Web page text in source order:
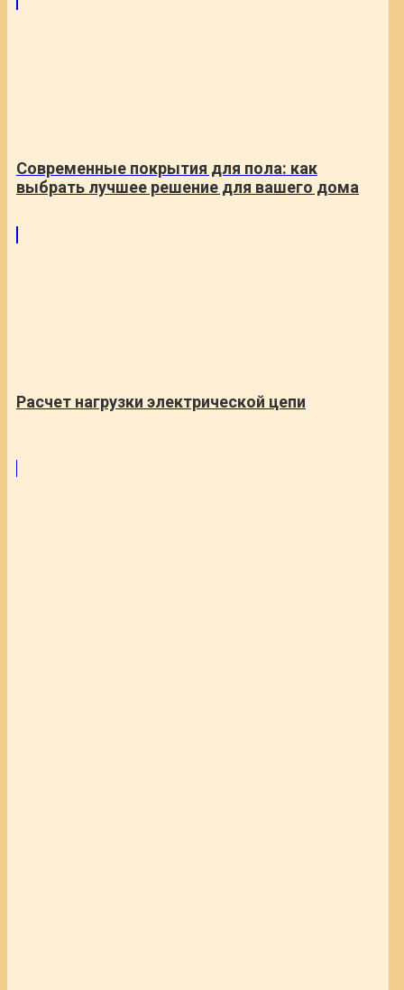
Современные покрытия для пола: как
выбрать лучшее решение для вашего дома
Расчет нагрузки электрической цепи